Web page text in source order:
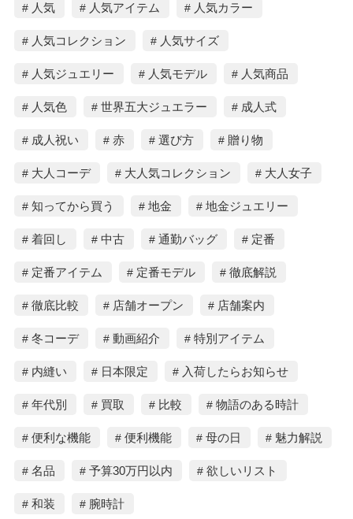
人気 人気アイテム 人気カラー
人気コレクション 人気サイズ
人気ジュエリー 人気モデル 人気商品
人気色 世界五大ジュエラー 成人式
成人祝い 赤 選び方 贈り物
大人コーデ 大人気コレクション 大人女子
知ってから買う 地金 地金ジュエリー
着回し 中古 通勤バッグ 定番
定番アイテム 定番モデル 徹底解説
徹底比較 店舗オープン 店舗案内
冬コーデ 動画紹介 特別アイテム
内縫い 日本限定 入荷したらお知らせ
年代別 買取 比較 物語のある時計
便利な機能 便利機能 母の日 魅力解説
名品 予算30万円以内 欲しいリスト
和装 腕時計